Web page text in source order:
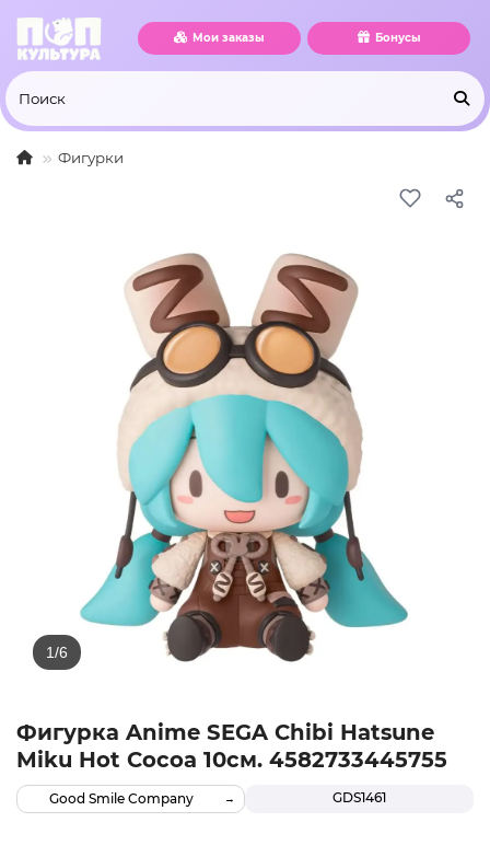
Мои заказы Бонусы
Фигурки
Фигурка Anime SEGA Chibi Hatsune
Miku Hot Cocoa 10см. 4582733445755
GDS1461
Good Smile Company